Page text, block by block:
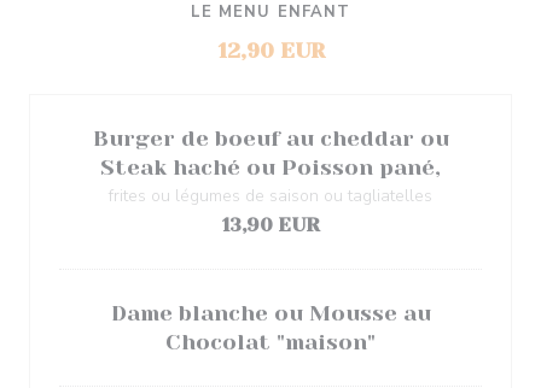
LE MENU ENFANT
12,90 EUR
Burger de boeuf au cheddar ou
Steak haché ou Poisson pané,
frites ou légumes de saison ou tagliatelles
13,90 EUR
Dame blanche ou Mousse au
Chocolat "maison"